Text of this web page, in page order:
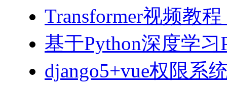
Transformer视频教
基于Python深度学
django5+vue权限系